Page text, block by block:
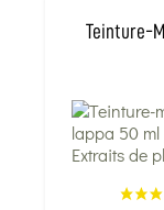
Teinture-